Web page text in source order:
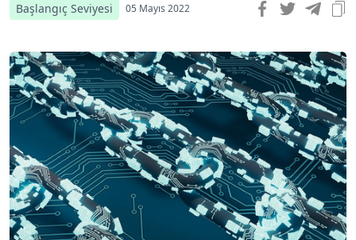
Başlangıç Seviyesi 05 Mayıs 2022